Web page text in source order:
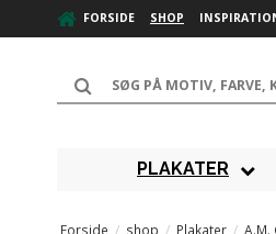
FORSIDE SHOP
PLAKATER
Forside / shop / Plakater / A.M.